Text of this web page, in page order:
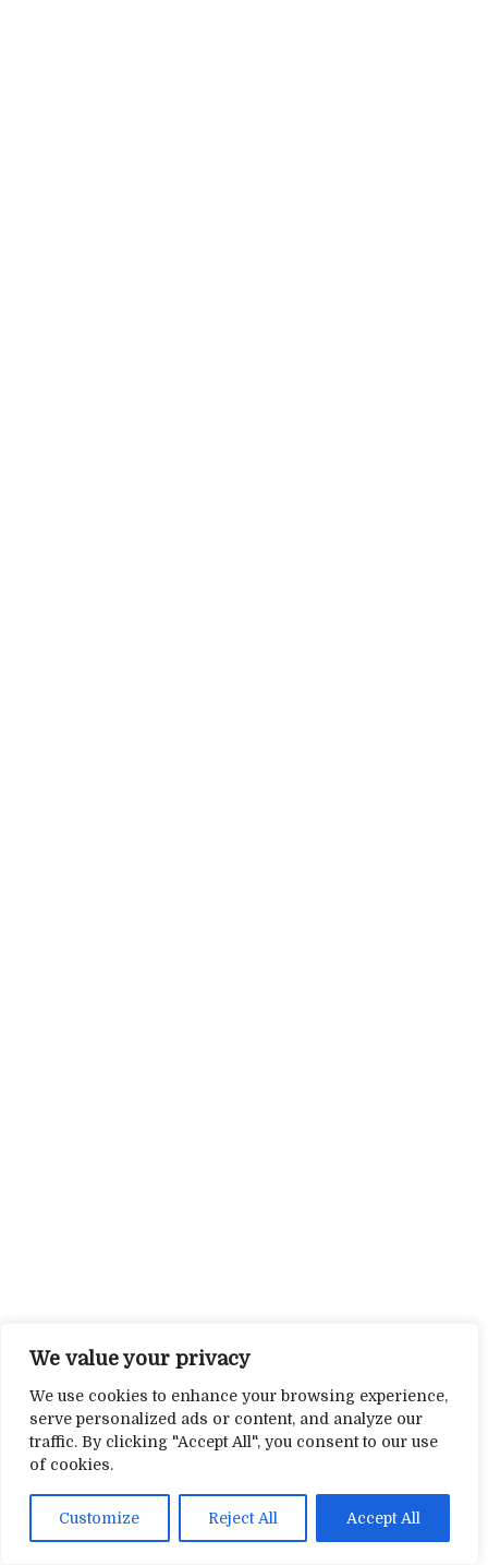
We value your privacy
We use cookies to enhance your browsing experience,
serve personalized ads or content, and analyze our
traffic. By clicking "Accept All", you consent to our use
of cookies.
Customize Reject All Accept All